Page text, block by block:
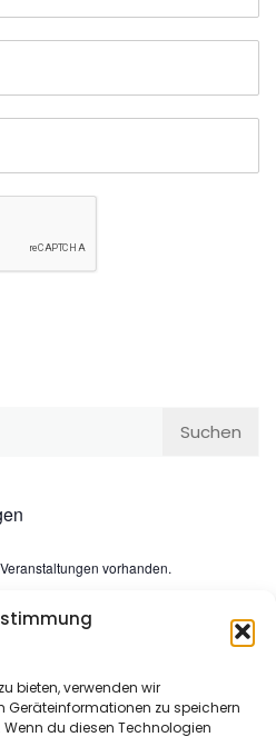
bieten, verwenden wir
Geräteinformationen zu speichern
du diesen Technologien
vorhanden.